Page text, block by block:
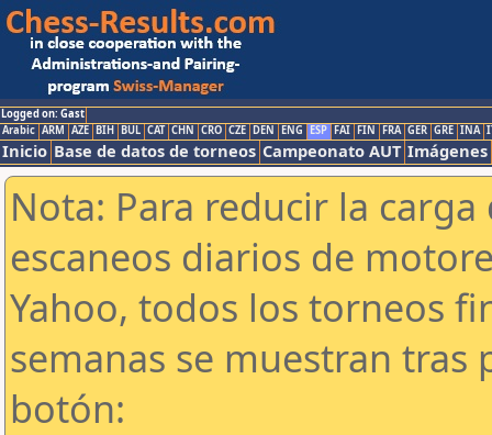
Logged on: Gast
Arabic ARM AZE BIH BUL CAT CHN CRO CZE DEN ENG ESP FAI FIN FRA GER GRE INA
Inicio Base de datos de torneos Campeonato AUT Imágenes
Nota: Para reducir la
escaneos diarios de
Yahoo, todos los torneos
semanas se muestran tras
botón: